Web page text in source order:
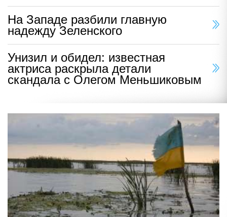
На Западе разбили главную
надежду Зеленского
Унизил и обидел: известная
актриса раскрыла детали
скандала с Олегом Меньшиковым